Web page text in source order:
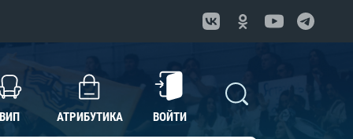
ВИП АТРИБУТИКА ВОЙТИ